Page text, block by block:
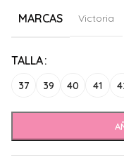
MARCAS Victoria
TALLA
37 39 40 41
Alternative: